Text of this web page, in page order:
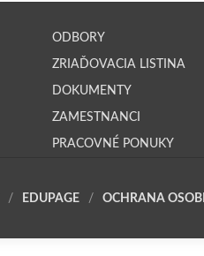
ODBORY
ZRIAĎOVACIA LISTINA
DOKUMENTY
ZAMESTNANCI
PRACOVNÉ PONUKY
EDUPAGE OCHRANA